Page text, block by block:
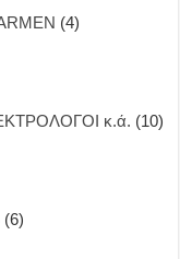
(4)
κ.ά. (10)
(6)